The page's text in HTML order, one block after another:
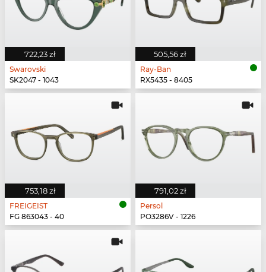
722,23 zł
Swarovski
SK2047 - 1043
505,56 zł
Ray-Ban
RX5435 - 8405
753,18 zł
FREIGEIST
FG 863043 - 40
791,02 zł
Persol
PO3286V - 1226